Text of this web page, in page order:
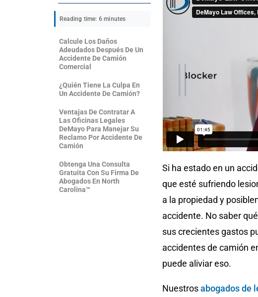
Reading time: 6 minutes
Calcule Los Daños
Adeudados Después De Un
Accidente De Camión
Comercial
¿Quién Tiene La Culpa En
Un Accidente De Camión?
Ventajas De Contratar A
Las Oficinas Legales
DeMayo Para Manejar Su
Reclamo Por Accidente De
Camión
Obtenga Una Consulta
Gratuita Con Su Firma De
Abogados En North
Carolina™
Si ha estado en un
que esté sufriendo
a la propiedad y
accidente. No saber
sus crecientes gastos
accidentes de camión
puede aliviar eso.
Nuestrosabogados de